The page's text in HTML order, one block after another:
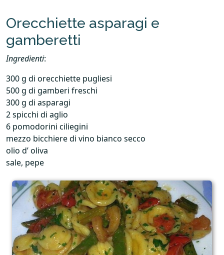
Orecchiette asparagi e
gamberetti
Ingredienti:
300 g di orecchiette pugliesi
500 g di gamberi freschi
300 g di asparagi
2 spicchi di aglio
6 pomodorini ciliegini
mezzo bicchiere di vino bianco secco
olio d’ oliva
sale, pepe